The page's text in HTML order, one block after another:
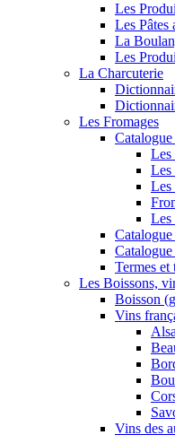
Les
Les Pâtes
La
Les
La Charcuterie
Les Fromages
Les
Les
Les
Les
Catalogue
Catalogue
Termes et
Les Boissons,
Boisson
Vins
Vins des